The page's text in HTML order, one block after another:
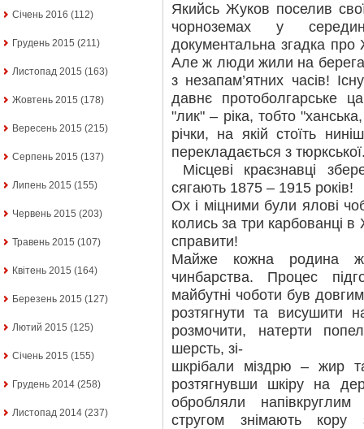
Січень 2016 (112)
Грудень 2015 (211)
Листопад 2015 (163)
Жовтень 2015 (178)
Вересень 2015 (215)
Серпень 2015 (137)
Липень 2015 (155)
Червень 2015 (203)
Травень 2015 (107)
Квітень 2015 (164)
Березень 2015 (127)
Лютий 2015 (125)
Січень 2015 (155)
Грудень 2014 (258)
Листопад 2014 (237)
Якийсь Жуков поселив
чорноземах у
документальна згадка про
Але ж люди жили на
з незапам’ятних часів!
давнє протоболгарське
"лик" – ріка, тобто
річки, на якій стоїть
перекладається з
Місцеві краєзнавці
сягають 1875 – 1915 років!
Ох і міцними були ялові
колись за три карбованці в
справити!
Майже кожна родина
чинбарства. Процес
майбутні чоботи був
розтягнути та висушити
розмочити, натерти
шерсть, зі-
шкрібали міздрю – жир
розтягнувши шкіру на
обробляли
стругом знімають кору